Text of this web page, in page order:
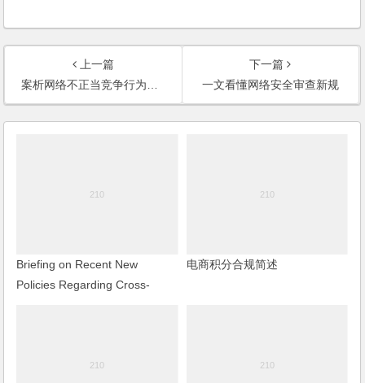
上一篇
案析网络不正当竞争行为之二：干扰、恶意不兼容
下一篇
一文看懂网络安全审查新规
Briefing on Recent New
Policies Regarding Cross-
电商积分合规简述